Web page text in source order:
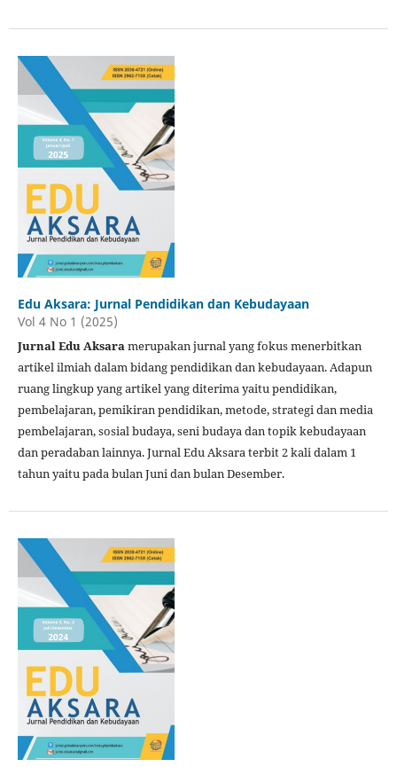
Edu Aksara: Jurnal Pendidikan dan Kebudayaan
Vol 4 No 1 (2025)
Jurnal Edu Aksaramerupakan jurnal yang fokus menerbitkan
artikel ilmiah dalam bidang pendidikan dan kebudayaan. Adapun
ruang lingkup yang artikel yang diterima yaitu pendidikan,
pembelajaran, pemikiran pendidikan, metode, strategi dan media
pembelajaran, sosial budaya, seni budaya dan topik kebudayaan
dan peradaban lainnya. Jurnal Edu Aksara terbit 2 kali dalam 1
tahun yaitu pada bulan Juni dan bulan Desember.